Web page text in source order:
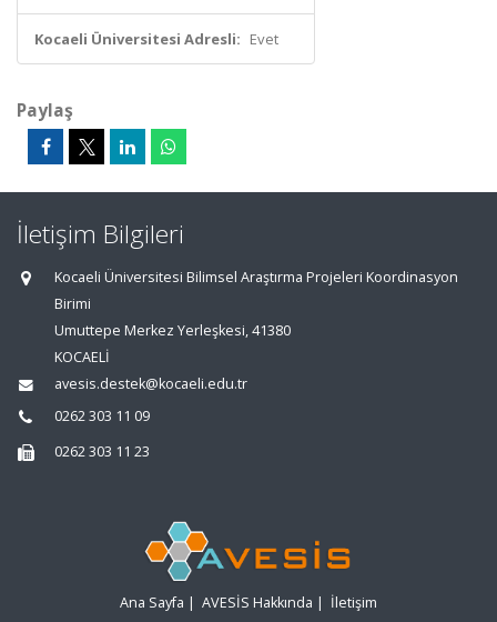
Kocaeli Üniversitesi Adresli: Evet
Paylaş
İletişim Bilgileri
Kocaeli Üniversitesi Bilimsel Araştırma Projeleri Koordinasyon
Birimi
Umuttepe Merkez Yerleşkesi, 41380
KOCAELİ
avesis.destek@kocaeli.edu.tr
0262 303 11 09
0262 303 11 23
Ana Sayfa | AVESİS Hakkında | İletişim